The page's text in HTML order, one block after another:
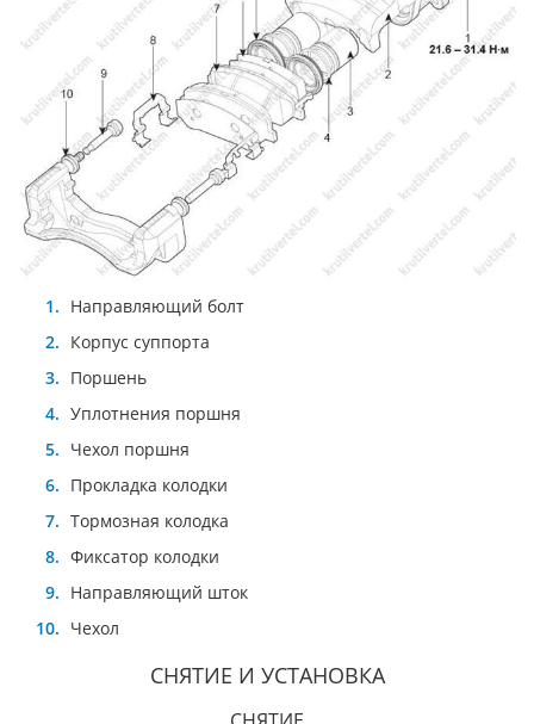
Направляющий болт
Корпус суппорта
Поршень
Уплотнения поршня
Чехол поршня
Прокладка колодки
Тормозная колодка
Фиксатор колодки
Направляющий шток
Чехол
СНЯТИЕ И УСТАНОВКА